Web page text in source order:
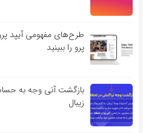
پرو را ببینید
بازگشت آنی وجه به
زیبال